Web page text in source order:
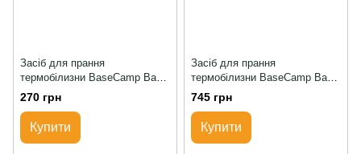
Засіб для прання
термобілизни BaseCamp Base
Wash
270 грн
Купити
Засіб для прання
термобілизни BaseCamp Base
Wash
745 грн
Купити